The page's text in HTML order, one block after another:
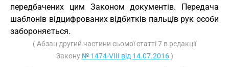
передбачених цим Законом документів. Передача
шаблонів відцифрованих відбитків пальців рук особи
забороняється.
( Абзац другий частини сьомої статті 7 в редакції
Закону № 1474-VIII від 14.07.2016)